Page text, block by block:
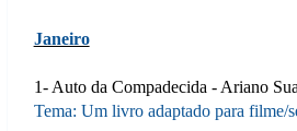
Janeiro
1- Auto da Compadecida - Ariano
Tema: Um livro adaptado para filme/